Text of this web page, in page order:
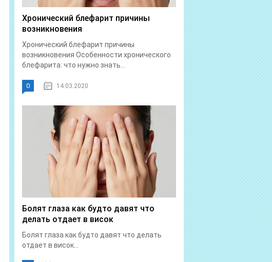
Хронический блефарит причины
возникновения
Хронический блефарит причины
возникновения Особенности хронического
блефарита: что нужно знать...
0 14.03.2020
Болят глаза как будто давят что
делать отдает в висок
Болят глаза как будто давят что делать
отдает в висок...